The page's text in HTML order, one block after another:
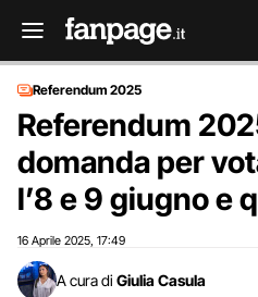
Referendum 2025
Referendum
domanda per
l’8 e 9 giugno e
16 Aprile 2025 17:49
A cura di Giulia Casula